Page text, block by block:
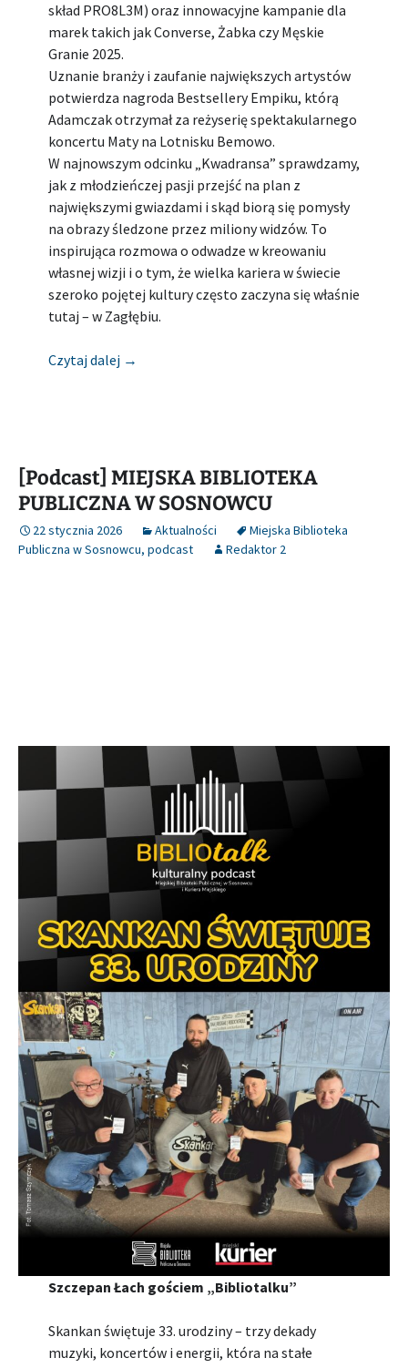
skład PRO8L3M) oraz innowacyjne kampanie dla
marek takich jak Converse, Żabka czy Męskie
Granie 2025.
Uznanie branży i zaufanie największych artystów
potwierdza nagroda Bestsellery Empiku, którą
Adamczak otrzymał za reżyserię spektakularnego
koncertu Maty na Lotnisku Bemowo.
W najnowszym odcinku „Kwadransa” sprawdzamy,
jak z młodzieńczej pasji przejść na plan z
największymi gwiazdami i skąd biorą się pomysły
na obrazy śledzone przez miliony widzów. To
inspirująca rozmowa o odwadze w kreowaniu
własnej wizji i o tym, że wielka kariera w świecie
szeroko pojętej kultury często zaczyna się właśnie
tutaj – w Zagłębiu.
Czytaj dalej [Talk-show] MIEJSKA BIBLIOTEKA
→
[Podcast] MIEJSKA BIBLIOTEKA
PUBLICZNA W SOSNOWCU
22 stycznia 2026 Aktualności
Miejska Biblioteka
Publiczna w Sosnowcu, podcast Redaktor 2
Szczepan Łach gościem „Bibliotalku”
Skankan świętuje 33. urodziny – trzy dekady
muzyki, koncertów i energii, która na stałe